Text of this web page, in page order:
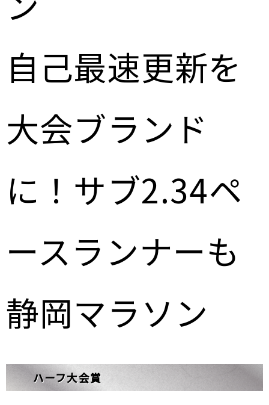
自己最速更新を
大会ブランド
に！サブ2.34ペ
ースランナーも
静岡マラソン
ハーフ大会賞